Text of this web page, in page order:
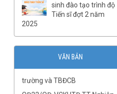
sinh đào tạo trình độ
Tiến sĩ đợt 2 năm
2025
VĂN BẢN
QĐ25/QĐ-VCKHTĐ.Phòng Địa
mạo biển
QĐ24/QĐ-VCKHTĐ.Phòng Địa
chất và khoáng sản biển
QĐ23/QĐ-VCKHTĐ.TT Địa môi
trường và TBĐCB
cứu ĐVLB